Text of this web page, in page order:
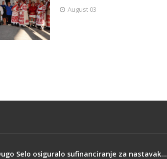
August 03
Selo osiguralo sufinanciranje za nastavak...